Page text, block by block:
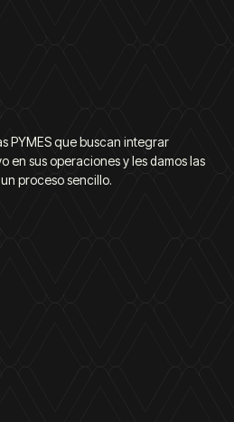
PYMES que buscan integrar
en sus operaciones y les damos las
proceso sencillo.